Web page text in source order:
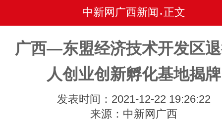
中新网广西新闻 • 正文
广西—东盟经济技术开发区
人创业创新孵化基地揭牌
发表时间：2021-12-22 19:26:22
来源：中新网广西